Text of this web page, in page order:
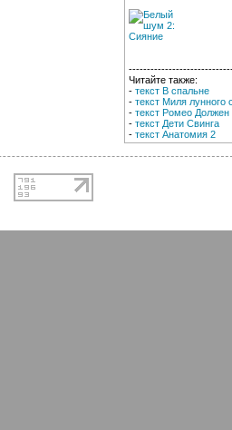
Читайте также:
- текст В спальне
- текст Миля лунного
- текст Ромео
- текст Дети Свинга
- текст Анатомия 2